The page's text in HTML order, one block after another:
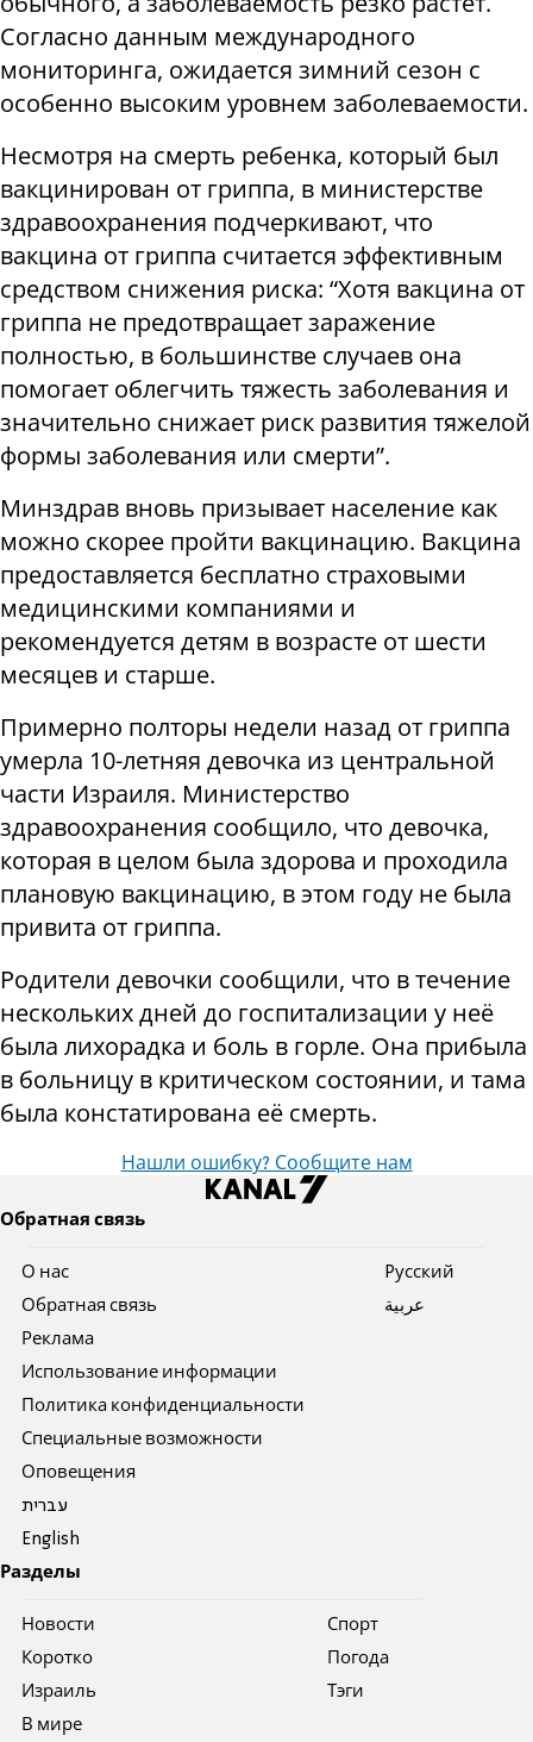
Согласно данным международного
мониторинга, ожидается зимний сезон с
особенно высоким уровнем заболеваемости.
Несмотря на смерть ребенка, который был
вакцинирован от гриппа, в министерстве
здравоохранения подчеркивают, что
вакцина от гриппа считается эффективным
средством снижения риска: “Хотя вакцина от
гриппа не предотвращает заражение
полностью, в большинстве случаев она
помогает облегчить тяжесть заболевания и
значительно снижает риск развития тяжелой
формы заболевания или смерти”.
Минздрав вновь призывает население как
можно скорее пройти вакцинацию. Вакцина
предоставляется бесплатно страховыми
медицинскими компаниями и
рекомендуется детям в возрасте от шести
месяцев и старше.
Примерно полторы недели назад от гриппа
умерла 10-летняя девочка из центральной
части Израиля. Министерство
здравоохранения сообщило, что девочка,
которая в целом была здорова и проходила
плановую вакцинацию, в этом году не была
привита от гриппа.
Родители девочки сообщили, что в течение
нескольких дней до госпитализации у неё
была лихорадка и боль в горле. Она прибыла
в больницу в критическом состоянии, и тама
была констатирована её смерть.
Нашли ошибку? Сообщите нам
Обратная связь
О нас
Обратная связь
Реклама
Использование информации
Политика конфиденциальности
Специальные возможности
Оповещения
עברית
English
Pусский
عربية
Разделы
Новости
Коротко
Израиль
В мире
Спорт
Погода
Тэги